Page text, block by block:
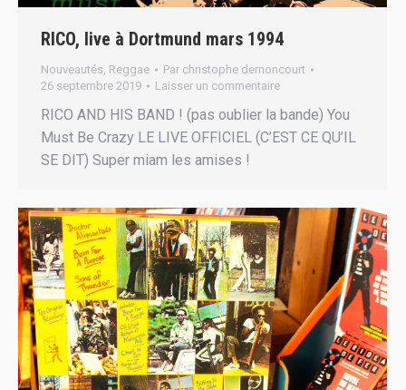
RICO, live à Dortmund mars 1994
Nouveautés, Reggae Par christophe dernoncourt
26 septembre 2019
Laisser un commentaire
RICO AND HIS BAND ! (pas oublier la bande) You
Must Be Crazy LE LIVE OFFICIEL (C’EST CE QU’IL
SE DIT) Super miam les amises !